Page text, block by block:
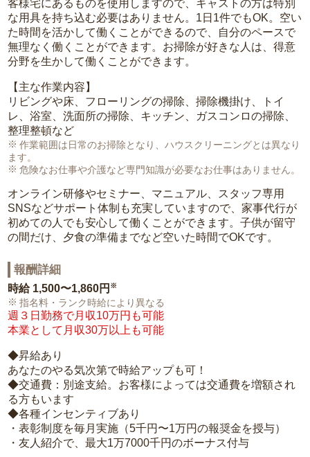
客様宅にあるものを使用しますので、キャストの方は特別
な用具を持ち込む必要はありません。1日1件でもOK。空い
た時間を活かして働くことができるので、自分のペースで
無理なく働くことができます。お掃除が好きな人は、得意
分野を生かして働くことができます。
【主な作業内容】
リビングや床、フローリングの掃除、掃除機掛け、トイ
レ、浴室、洗面所の掃除、キッチン、ガスコンロの掃除、
整理整頓など
作業範囲は日常のお掃除となり、ハウスクリーニングとは異なり
ます。
危険なお仕事や介護など専門知識が必要なお仕事はありません。
オンライン研修やセミナー、マニュアル、スタッフ専用
SNSなどサポート体制も充実していますので、家事代行が
初めての人でも安心して働くことができます。子供が留守
の間だけ、夕食の準備までなど空いた時間でOKです。
報酬詳細
時給 1,500〜1,860円 ※
指名料・ランク時給により異なる
週３日勤務で月収10万円も可能
本業として月収30万以上も可能
◆昇給あり
あなたのやる気次第で時給アップも可！
◆交通費：別途支給。お客様によっては交通費を増額され
る方もいます
◆各種インセンティブあり
・表彰制度を毎月実施（5千円〜1万円の報奨金を授与）
・友人紹介で、最大1万7000千円のボーナス付与